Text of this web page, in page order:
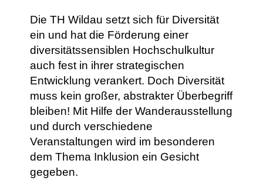
Die TH Wildau setzt sich für Diversität
ein und hat die Förderung einer
diversitätssensiblen Hochschulkultur
auch fest in ihrer strategischen
Entwicklung verankert. Doch Diversität
muss kein großer, abstrakter Überbegriff
bleiben! Mit Hilfe der Wanderausstellung
und durch verschiedene
Veranstaltungen wird im besonderen
dem Thema Inklusion ein Gesicht
gegeben.